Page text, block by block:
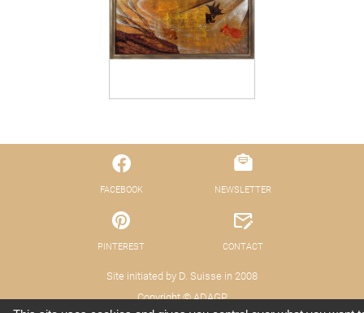
FACEBOOK
PINTEREST
Site initiated by D. Suisse in 2008
Copyright © ADAGP
NEWSLETTER
CONTACT